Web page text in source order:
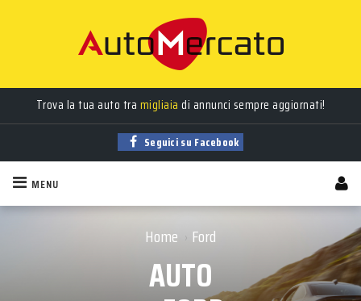
Trova la tua auto tra migliaia di annunci sempre aggiornati!
Seguici su Facebook
MENU
Home › Ford
AUTO